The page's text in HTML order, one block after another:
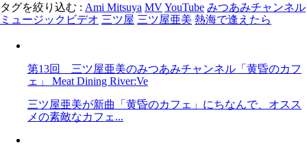
タグを絞り込む : Ami Mitsuya MVYouTube みつあみチャンネル
ミュージックビデオ 三ツ屋 三ツ屋亜美 熱海で逢えたら
第13回 三ツ屋亜美のみつあみチャンネル「黄昏のカフ
ェ」 Meat Dining River:Ve
三ツ屋亜美が新曲「黄昏のカフェ」にちなんで、オスス
メの素敵なカフェ...